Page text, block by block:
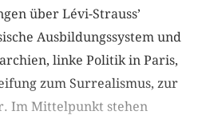
über Lévi-Strauss’
Ausbildungssystem und
linke Politik in Paris,
zum Surrealismus, zur
Im Mittelpunkt stehen